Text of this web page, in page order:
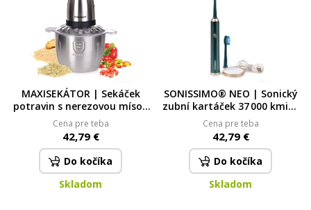
MAXISEKÁTOR | Sekáček
potravin s nerezovou mísou
2,5 L | 300 W | 2 rychlosti &
čtyřčepel SYSTEMAT
Cena pre teba
42,79 €
Do kočíka
Skladom
SONISSIMO® NEO | Sonický
zubní kartáček 37 000 kmitů
| 5 režimů & USB nabíjení
metalic green
Cena pre teba
42,79 €
Do kočíka
Skladom